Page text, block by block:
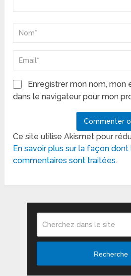
Enregistrer mon nom, mon
dans le navigateur pour mon
Ce site utilise Akismet pour
En savoir plus sur la façon
commentaires sont traitées.
Recherche